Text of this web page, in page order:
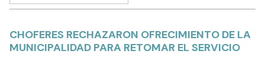
CHOFERES RECHAZARON OFRECIMIENTO DE LA
MUNICIPALIDAD PARA RETOMAR EL SERVICIO